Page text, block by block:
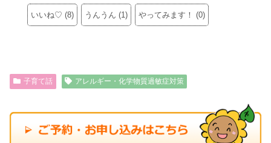
いいね♡ (8) うんうん (1 ) やってみます！ (0)
子育て話 アレルギー・化学物質過敏症対策